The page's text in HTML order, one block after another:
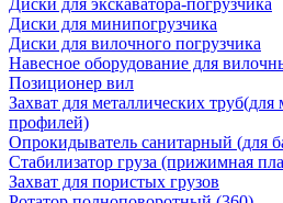
Диски для экскаватора-погрузчика
Диски для минипогрузчика
Диски для вилочного погрузчика
Навесное оборудование для
Позиционер вил
Захват для металлических
профилей)
Опрокидыватель санитарный (для
Стабилизатор груза (прижимная
Захват для пористых грузов